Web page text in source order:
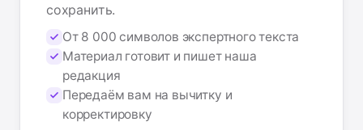
сохранить.
От 8 000 символов экспертного текста
Материал готовит и пишет наша
редакция
Передаём вам на вычитку и
корректировку